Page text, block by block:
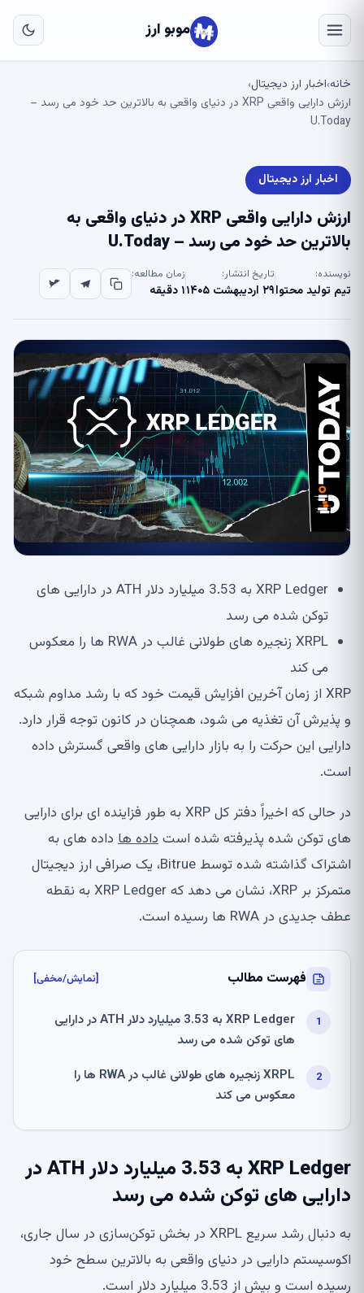
موبو ارز
خانه›اخبار ارز دیجیتال›
ارزش دارایی واقعی XRP در دنیای واقعی به بالاترین حد خود می رسد –
U.Today
اخبار ارز دیجیتال
ارزش دارایی واقعی XRP در دنیای واقعی به
بالاترین حد خود می رسد – U.Today
نویسنده:
تیم تولید محتوا
تاریخ انتشار:
۲۹ اردیبهشت ۱۴۰۵
زمان مطالعه:
۱ دقیقه
XRP Ledger به 3.53 میلیارد دلار ATH در دارایی های
توکن شده می رسد
XRPL زنجیره های طولانی غالب در RWA ها را معکوس
می کند
XRP از زمان آخرین افزایش قیمت خود که با رشد مداوم شبکه
و پذیرش آن تغذیه می شود، همچنان در کانون توجه قرار دارد.
دارایی این حرکت را به بازار دارایی های واقعی گسترش داده
است.
در حالی که اخیراً دفتر کل XRP به طور فزاینده ای برای دارایی
های توکن شده پذیرفته شده استداده ها داده های به
اشتراک گذاشته شده توسط Bitrue، یک صرافی ارز دیجیتال
متمرکز بر XRP، نشان می دهد که XRP Ledger به نقطه
عطف جدیدی در RWA ها رسیده است.
فهرست مطالب [نمایش/مخفی]
XRP Ledger به 3.53 میلیارد دلار ATH در دارایی
های توکن شده می رسد
XRPL زنجیره های طولانی غالب در RWA ها را
معکوس می کند
XRP Ledger به 3.53 میلیارد دلار ATH در
دارایی های توکن شده می رسد
به دنبال رشد سریع XRPL در بخش توکن‌سازی در سال جاری،
اکوسیستم دارایی در دنیای واقعی به بالاترین سطح خود
رسیده است و بیش از 3.53 میلیارد دلار است.